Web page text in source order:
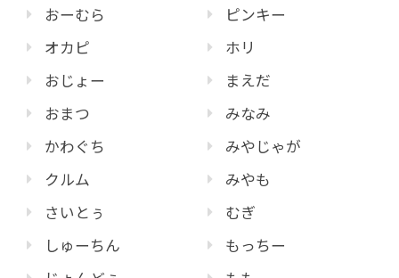
おーむら
オカピ
おじょー
おまつ
かわぐち
クルム
さいとぅ
しゅーちん
ピンキー
ホリ
まえだ
みなみ
みやじゃが
みやも
むぎ
もっちー